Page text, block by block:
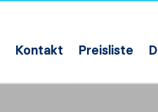
Kontakt Preisliste